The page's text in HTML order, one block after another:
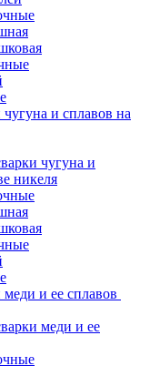
и сплавов на
чугуна и
никеля
и ее сплавов
меди и ее